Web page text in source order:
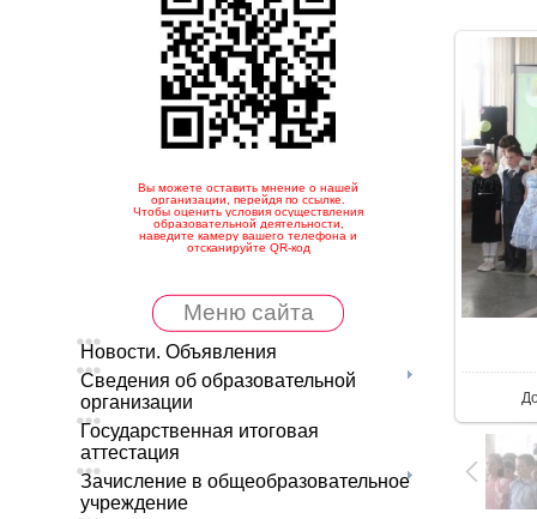
Вы можете оставить мнение о нашей
организации, перейдя по ссылке.
Чтобы оценить условия осуществления
образовательной деятельности,
наведите камеру вашего телефона и
отсканируйте QR-код
Меню сайта
Новости. Объявления
Сведения об образовательной
организации
Государственная итоговая
аттестация
Зачисление в общеобразовательное
учреждение